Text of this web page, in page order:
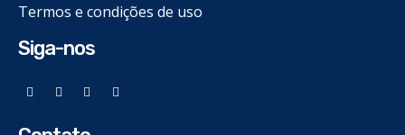
Termos e condições de uso
Siga-nos